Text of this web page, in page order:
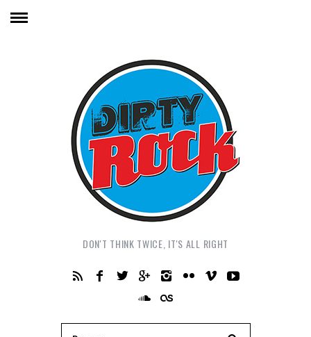
DON'T THINK TWICE, IT'S ALL RIGHT